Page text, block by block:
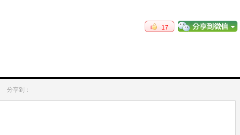
17
分享到：